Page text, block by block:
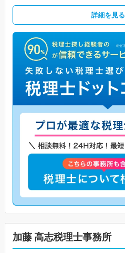
詳細を見る
加藤 高志税理士事務所